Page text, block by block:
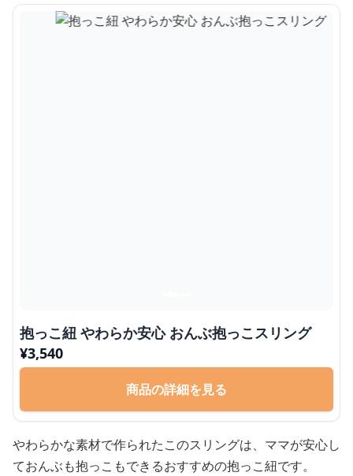
抱っこ紐 やわらか安心 おんぶ抱っこスリング
¥3,540
商品の詳細を見る
やわらかな素材で作られたこのスリングは、ママが安心し
ておんぶも抱っこもできるおすすめの抱っこ紐です。